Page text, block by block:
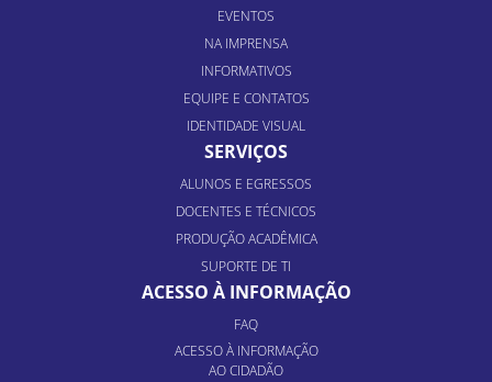
EVENTOS
NA IMPRENSA
INFORMATIVOS
EQUIPE E CONTATOS
IDENTIDADE VISUAL
SERVIÇOS
ALUNOS E EGRESSOS
DOCENTES E TÉCNICOS
PRODUÇÃO ACADÊMICA
SUPORTE DE TI
ACESSO À INFORMAÇÃO
FAQ
ACESSO À INFORMAÇÃO
AO CIDADÃO